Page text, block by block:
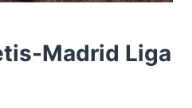
Madrid Liga